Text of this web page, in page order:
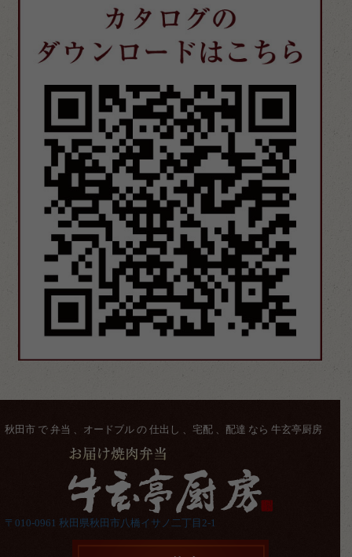
秋田市 で 弁当 、オードブル の 仕出し 、宅配 、配達 なら 牛玄亭厨房
〒010-0961 秋田県秋田市八橋イサノ二丁目2-1